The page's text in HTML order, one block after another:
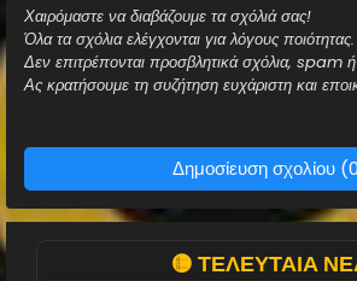
Χαιρόμαστε να διαβάζουμε τα σχόλιά σας!
Όλα τα σχόλια ελέγχονται για λόγους ποιότητας.
Δεν επιτρέπονται προσβλητικά σχόλια, spam
Ας κρατήσουμε τη συζήτηση ευχάριστη και
Δημοσίευση σχολίου
🟡 ΤΕΛΕΥΤΑΙΑ